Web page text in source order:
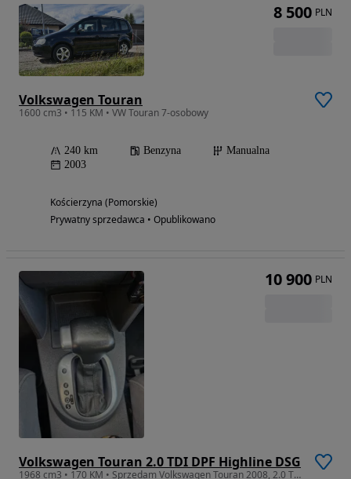
Volkswagen Touran
1600 cm3 • 115 KM • VW Touran 7-osobowy
240 km Benzyna
Manualna
2003
Kościerzyna (Pomorskie)
Prywatny sprzedawca • Opublikowano
8 500 PLN
Volkswagen Touran 2.0 TDI DPF Highline DSG
1968 cm3 • 170 KM • Sprzedam Volkswagen Touran 2008, 2.0 TDI, 170 KM Przebieg: 203 180 km
10 900 PLN